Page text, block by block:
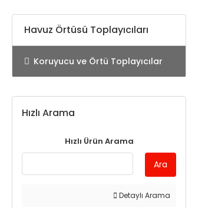
Havuz Örtüsü Toplayıcıları
Koruyucu ve Örtü Toplayıcılar
Hızlı Arama
Hızlı Ürün Arama
Ara
Detaylı Arama